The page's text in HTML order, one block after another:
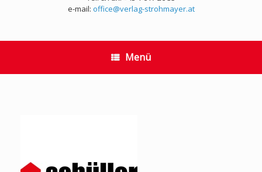
e-mail: office@verlag-strohmayer.at
Menü